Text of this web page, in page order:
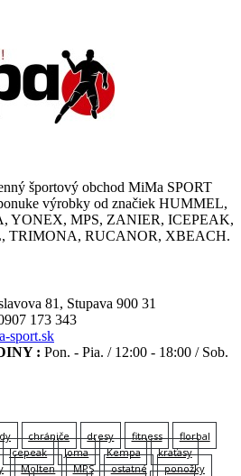
športový obchod MiMa SPORT
výrobky od značiek HUMMEL,
YONEX, MPS, ZANIER, ICEPEAK,
TRIMONA, RUCANOR, XBEACH.
81, Stupava 900 31
173 343
sport.sk
: Pon. - Pia. / 12:00 - 18:00 / Sob.
chrániče dresy fitness
florbal
Icepeak Joma Kempa
kraťasy
Molten MPS ostatné
ponožky